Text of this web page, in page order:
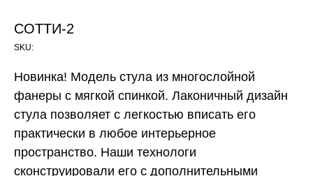
СОТТИ-2
SKU:
Новинка! Модель стула из многослойной
фанеры с мягкой спинкой. Лаконичный дизайн
стула позволяет с легкостью вписать его
практически в любое интерьерное
пространство. Наши технологи
сконструировали его с дополнительными